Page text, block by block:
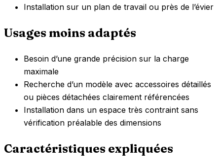
Installation sur un plan de travail ou près de l’évier
Usages moins adaptés
Besoin d’une grande précision sur la charge
maximale
Recherche d’un modèle avec accessoires détaillés
ou pièces détachées clairement référencées
Installation dans un espace très contraint sans
vérification préalable des dimensions
Caractéristiques expliquées